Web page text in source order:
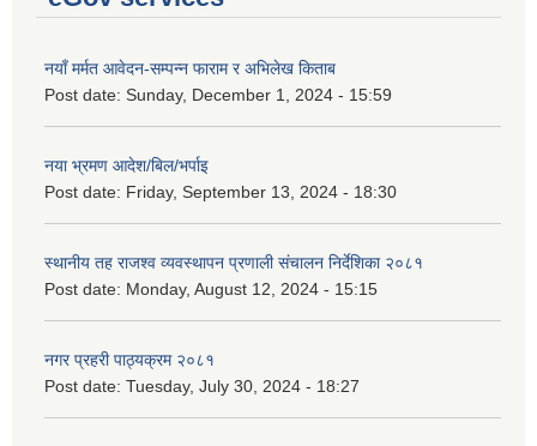
नयाँ मर्मत आवेदन-सम्पन्न फाराम र अभिलेख किताब
Post date: Sunday, December 1, 2024 - 15:59
नया भ्रमण आदेश/बिल/भर्पाइ
Post date: Friday, September 13, 2024 - 18:30
स्थानीय तह राजश्व व्यवस्थापन प्रणाली संचालन निर्देशिका २०८१
Post date: Monday, August 12, 2024 - 15:15
नगर प्रहरी पाठ्यक्रम २०८१
Post date: Tuesday, July 30, 2024 - 18:27